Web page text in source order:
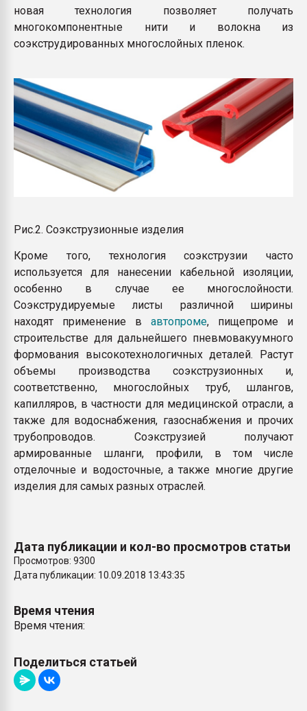
новая технология позволяет получать
многокомпонентные нити и волокна из
соэкструдированных многослойных пленок.
Рис.2. Соэкструзионные изделия
Кроме того, технология соэкструзии часто
используется для нанесении кабельной изоляции,
особенно в случае ее многослойности.
Соэкструдируемые листы различной ширины
находят применение в автопроме, пищепроме и
строительстве для дальнейшего пневмовакуумного
формования высокотехнологичных деталей. Растут
объемы производства соэкструзионных и,
соответственно, многослойных труб, шлангов,
капилляров, в частности для медицинской отрасли, а
также для водоснабжения, газоснабжения и прочих
трубопроводов. Соэкструзией получают
армированные шланги, профили, в том числе
отделочные и водосточные, а также многие другие
изделия для самых разных отраслей.
Дата публикации и кол-во просмотров статьи
Просмотров: 9300
Дата публикации: 10.09.2018 13:43:35
Время чтения
Время чтения:
Поделиться статьей